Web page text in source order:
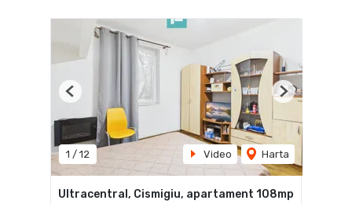
1 / 12 Video Harta
Previous Next
Ultracentral, Cismigiu, apartament 108mp